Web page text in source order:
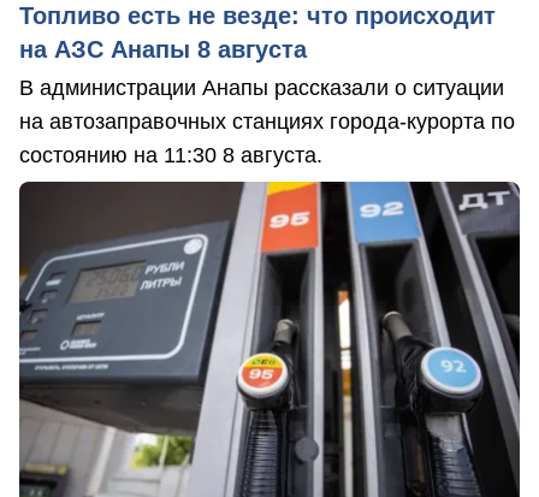
Топливо есть не везде: что происходит
на АЗС Анапы 8 августа
В администрации Анапы рассказали о ситуации
на автозаправочных станциях города-курорта по
состоянию на 11:30 8 августа.